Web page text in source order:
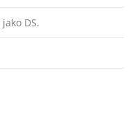
DS.